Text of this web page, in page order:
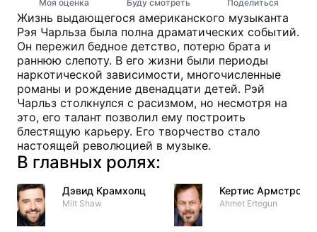
Моя оценка Буду смотреть Поделиться
Жизнь выдающегося американского музыканта
Рэя Чарльза была полна драматических событий.
Он пережил бедное детство, потерю брата и
раннюю слепоту. В его жизни были периоды
наркотической зависимости, многочисленные
романы и рождение двенадцати детей. Рэй
Чарльз столкнулся с расизмом, но несмотря на
это, его талант позволил ему построить
блестящую карьеру. Его творчество стало
настоящей революцией в музыке.
В главных ролях:
Дэвид Крамхолц
Milt Shaw
Кертис Армстронг
Ahmet Ertegun